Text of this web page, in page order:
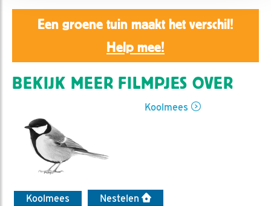
Een groene tuin maakt het verschil!
Help mee!
BEKIJK MEER FILMPJES OVER
Koolmees
Koolmees
Nestelen